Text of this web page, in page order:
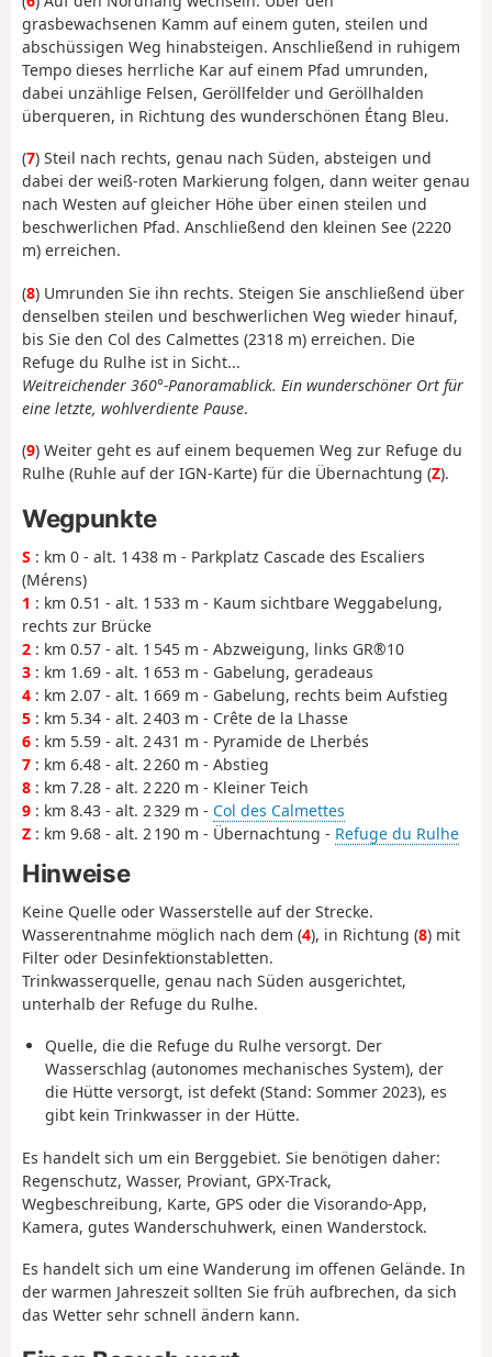
grasbewachsenen Kamm auf einem guten, steilen und
abschüssigen Weg hinabsteigen. Anschließend in ruhigem
Tempo dieses herrliche Kar auf einem Pfad umrunden,
dabei unzählige Felsen, Geröllfelder und Geröllhalden
überqueren, in Richtung des wunderschönen Étang Bleu.
(7) Steil nach rechts, genau nach Süden, absteigen und
dabei der weiß-roten Markierung folgen, dann weiter genau
nach Westen auf gleicher Höhe über einen steilen und
beschwerlichen Pfad. Anschließend den kleinen See (2220
m) erreichen.
(8) Umrunden Sie ihn rechts. Steigen Sie anschließend über
denselben steilen und beschwerlichen Weg wieder hinauf,
bis Sie den Col des Calmettes (2318 m) erreichen. Die
Refuge du Rulhe ist in Sicht...
Weitreichender 360°-Panoramablick. Ein wunderschöner Ort für
eine letzte, wohlverdiente Pause.
(9) Weiter geht es auf einem bequemen Weg zur Refuge du
Rulhe (Ruhle auf der IGN-Karte) für die Übernachtung (Z).
Wegpunkte
S : km 0 - alt. 1 438 m - Parkplatz Cascade des Escaliers
(Mérens)
1 : km 0.51 - alt. 1 533 m - Kaum sichtbare Weggabelung,
rechts zur Brücke
2 : km 0.57 - alt. 1 545 m - Abzweigung, links GR®10
3 : km 1.69 - alt. 1 653 m - Gabelung, geradeaus
4 : km 2.07 - alt. 1 669 m - Gabelung, rechts beim Aufstieg
5 : km 5.34 - alt. 2 403 m - Crête de la Lhasse
6 : km 5.59 - alt. 2 431 m - Pyramide de Lherbés
7 : km 6.48 - alt. 2 260 m - Abstieg
8 : km 7.28 - alt. 2 220 m - Kleiner Teich
9 : km 8.43 - alt. 2 329 m - Col des Calmettes
Z : km 9.68 - alt. 2 190 m - Übernachtung - Refuge du Rulhe
Hinweise
Keine Quelle oder Wasserstelle auf der Strecke.
Wasserentnahme möglich nach dem (4), in Richtung (8) mit
Filter oder Desinfektionstabletten.
Trinkwasserquelle, genau nach Süden ausgerichtet,
unterhalb der Refuge du Rulhe.
Quelle, die die Refuge du Rulhe versorgt. Der
Wasserschlag (autonomes mechanisches System), der
die Hütte versorgt, ist defekt (Stand: Sommer 2023), es
gibt kein Trinkwasser in der Hütte.
Es handelt sich um ein Berggebiet. Sie benötigen daher:
Regenschutz, Wasser, Proviant, GPX-Track,
Wegbeschreibung, Karte, GPS oder die Visorando-App,
Kamera, gutes Wanderschuhwerk, einen Wanderstock.
Es handelt sich um eine Wanderung im offenen Gelände. In
der warmen Jahreszeit sollten Sie früh aufbrechen, da sich
das Wetter sehr schnell ändern kann.